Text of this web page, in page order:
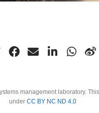
management laboratory.
under CC BY NC ND 4.0